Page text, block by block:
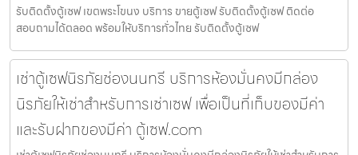
รับติดตั้งตู้เซฟ เขตพระโขนง บริการ ขายตู้เซฟ รับติดตั้งตู้เซฟ ติดต่อ
สอบถามได้ตลอด พร้อมให้บริการทั่วไทย รับติดตั้งตู้เซฟ
เช่าตู้เซฟนิรภัยช่องนนทรี บริการห้องมั่นคงมีกล่อง
นิรภัยให้เช่าสำหรับการเช่าเซฟ เพื่อเป็นที่เก็บของมีค่า
และรับฝากของมีค่า ตู้เซฟ.com